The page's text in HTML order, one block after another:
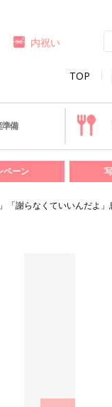
TOP
内祝い
準備
ペーン
「謝らなくていいんだよ